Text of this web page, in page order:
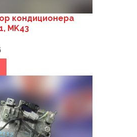
кондиционера
MK43